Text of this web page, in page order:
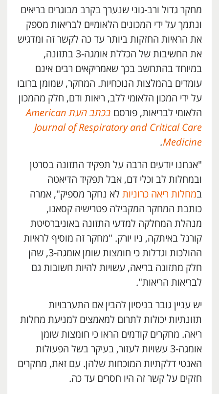
מחקר גדול ורב-גוני שנערך בקרב מבוגרים בריאים
ונתמך על ידי המכונים הלאומיים לבריאות מספק
את הראיות החזקות ביותר עד כה לקשר זה ומדגיש
את החשיבות של הכללת אומגה-3 בתזונה,
במיוחד בהתחשב בכך שאמריקאים רבים אינם
עומדים בהמלצות הנוכחיות. המחקר, שמומן ברובו
על ידי המכון הלאומי ללב, ריאות ודם, חלק מהמכון
הלאומי לבריאות, פורסם
בכתב העת American
Journal of Respiratory and Critical Care
Medicine
.
"אנחנו יודעים הרבה על תפקיד התזונה בסרטן
ובמחלות לב וכלי דם, אבל תפקיד הדיאטה
במחלות ריאה כרוניות לא נחקר מספיק", אמרה
כותבת המחקר המקבילה פטרישיה קסאנו,
מנהלת המחלקה למדעי התזונה באוניברסיטת
קורנל באיתקה, ניו יורק. "מחקר זה מוסיף לראיות
ההולכות וגדלות כי חומצות שומן אומגה-3, שהן
חלק מתזונה בריאה, עשויות להיות חשובות גם
לבריאות הריאות".
יש עניין גובר בניסיון להבין אם התערבויות
תזונתיות יכולות לתרום למאמצים למניעת מחלות
ריאה. מחקרים קודמים הראו כי חומצות שומן
אומגה-3 עשויות לעזור, בעיקר בשל הפעולות
האנטי דלקתיות המוכחות שלהן. עם זאת, מחקרים
חזקים על קשר זה היו חסרים עד כה.